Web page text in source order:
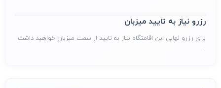
رزرو نیاز به تایید میزبان
برای رزرو نهایی این اقامتگاه نیاز به تایید از سمت میزبان خواهید داشت
.